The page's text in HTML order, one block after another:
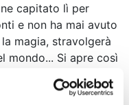
capitato lì per
e non ha mai avuto
magia, stravolgerà
mondo... Si apre così